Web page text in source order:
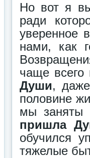
Но вот я
ради
уверенное
нами, как
чаще
Души,
половине
мы заняты
пришла
обучился
тяжелые